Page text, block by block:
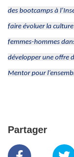
des bootcamps à
faire évoluer la
femmes-hommes
développer une offre
Mentor pour
Partager